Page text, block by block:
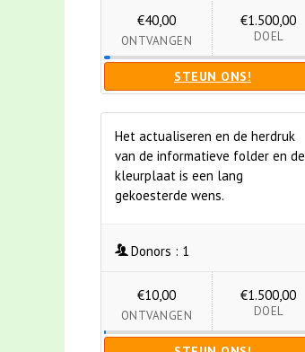
€40,00
ONTVANGEN
€1.500,00
DOEL
STEUN ONS!
Het actualiseren en de herdruk
van de informatieve folder en de
kleurplaat is een lang
gekoesterde wens.
Donors : 1
€10,00
ONTVANGEN
€1.500,00
DOEL